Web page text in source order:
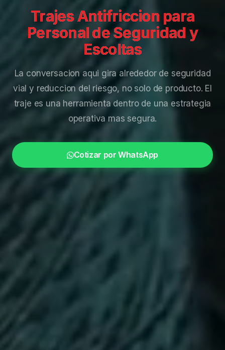
Trajes Antifriccion para
Personal de Seguridad y
Escoltas
La conversacion aqui gira alrededor de seguridad
vial y reduccion del riesgo, no solo de producto. El
traje es una herramienta dentro de una estrategia
operativa mas segura.
Cotizar por WhatsApp